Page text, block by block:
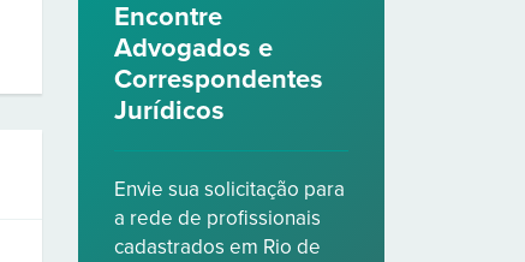
Encontre
Advogados e
Correspondentes
Jurídicos
Envie sua solicitação para
a rede de profissionais
cadastrados em Rio de